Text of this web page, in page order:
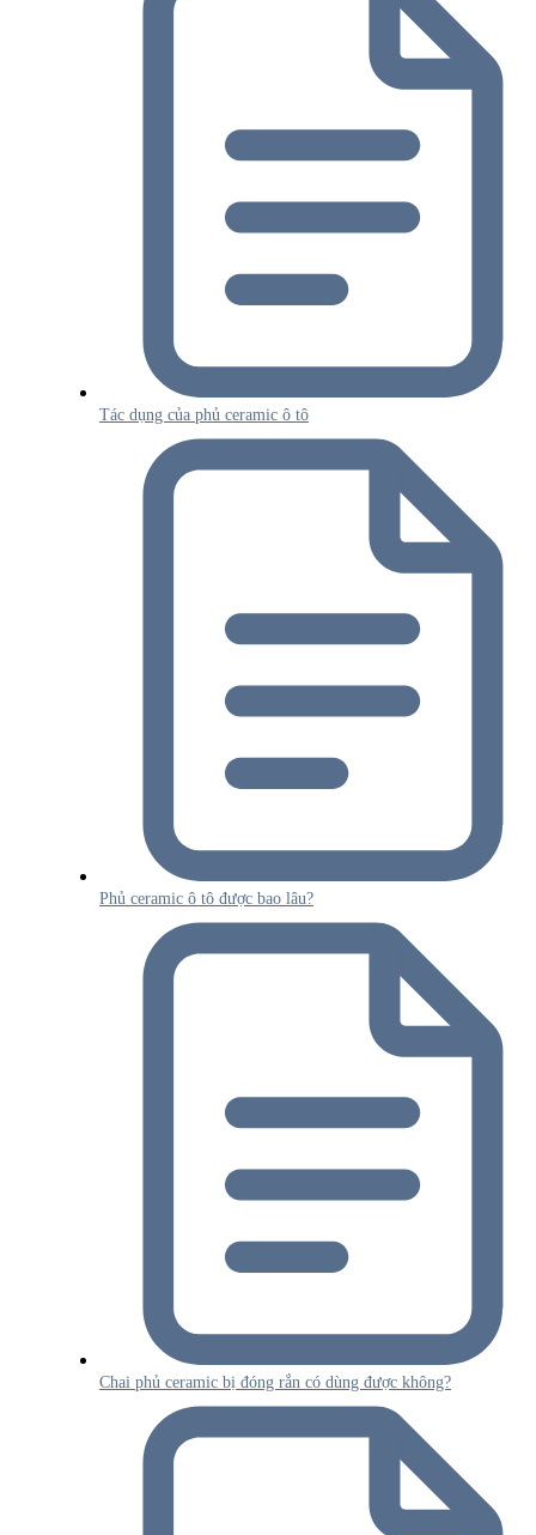
Tác dụng của phủ ceramic ô tô
Phủ ceramic ô tô được bao lâu?
Chai phủ ceramic bị đóng rắn có dùng được không?